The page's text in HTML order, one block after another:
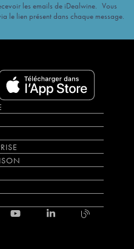
les emails de iDealwine. Vous
le lien présent dans chaque message.